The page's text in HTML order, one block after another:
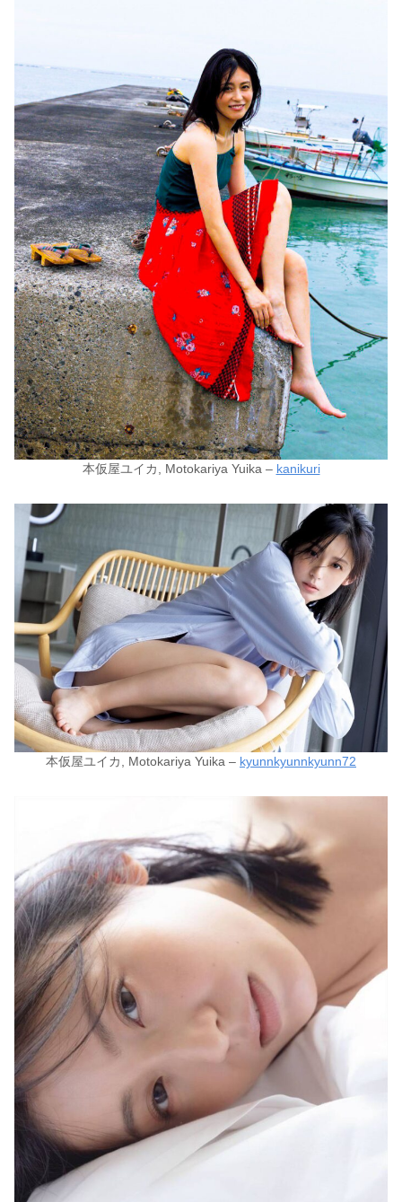
本仮屋ユイカ, Motokariya Yuika – kanikuri
本仮屋ユイカ, Motokariya Yuika – kyunnkyunnkyunn72